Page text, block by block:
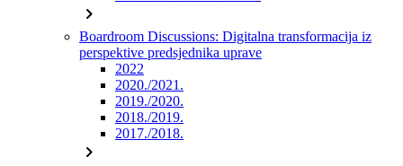
chevron_right
Boardroom Discussions: Digitalna transformacija iz
perspektive predsjednika uprave
2022
2020./2021.
2019./2020.
2018./2019.
2017./2018.
chevron_right